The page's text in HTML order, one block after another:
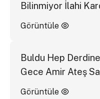
Bilinmiyor İlahi
Görüntüle
Buldu Hep
Gece Amir Ateş
Görüntüle